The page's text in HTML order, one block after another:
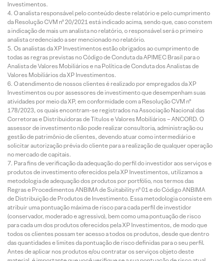
Investimentos.
O analista responsável pelo conteúdo deste relatório e pelo cumprimento
da Resolução CVM nº 20/2021 está indicado acima, sendo que, caso constem
a indicação de mais um analista no relatório, o responsável será o primeiro
analista credenciado a ser mencionado no relatório.
Os analistas da XP Investimentos estão obrigados ao cumprimento de
todas as regras previstas no Código de Conduta da APIMEC Brasil para o
Analista de Valores Mobiliários e na Política de Conduta dos Analistas de
Valores Mobiliários da XP Investimentos.
O atendimento de nossos clientes é realizado por empregados da XP
Investimentos ou por assessores de investimento que desempenham suas
atividades por meio da XP, em conformidade com a Resolução CVM nº
178/2023, os quais encontram-se registrados na Associação Nacional das
Corretoras e Distribuidoras de Títulos e Valores Mobiliários – ANCORD. O
assessor de investimento não pode realizar consultoria, administração ou
gestão de patrimônio de clientes, devendo atuar como intermediário e
solicitar autorização prévia do cliente para a realização de qualquer operação
no mercado de capitais.
Para fins de verificação da adequação do perfil do investidor aos serviços e
produtos de investimento oferecidos pela XP Investimentos, utilizamos a
metodologia de adequação dos produtos por portfólio, nos termos das
Regras e Procedimentos ANBIMA de Suitability nº 01 e do Código ANBIMA
de Distribuição de Produtos de Investimento. Essa metodologia consiste em
atribuir uma pontuação máxima de risco para cada perfil de investidor
(conservador, moderado e agressivo), bem como uma pontuação de risco
para cada um dos produtos oferecidos pela XP Investimentos, de modo que
todos os clientes possam ter acesso a todos os produtos, desde que dentro
das quantidades e limites da pontuação de risco definidas para o seu perfil.
Antes de aplicar nos produtos e/ou contratar os serviços objeto deste